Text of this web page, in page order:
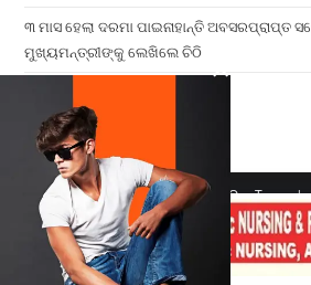
୩ ମାସ ହେଲା ଦରମା ପାଇନାହାନ୍ତି ଅବସରପ୍ରାପ୍ତ
ମୁଖ୍ୟମନ୍ତ୍ରୀଙ୍କୁ ଲେଖିଲେ ଚିଠି
Home Contact us Our Team
Terms & Conditions
Copyright 2026 - ATV Angul All
×